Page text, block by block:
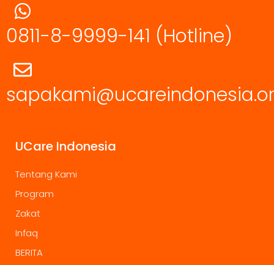
0811-8-9999-141 (Hotline)
UCare Indonesia
Tentang Kami
Program
Zakat
Infaq
BERITA